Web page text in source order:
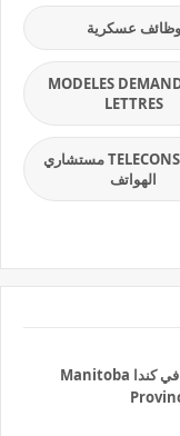
وظائف عسكرية
MODELES
LETTRES
TELECONSEILLES مستشاري
الهواتف
التسجيل للهجرة للمناطق الريفية في كندا Manitoba